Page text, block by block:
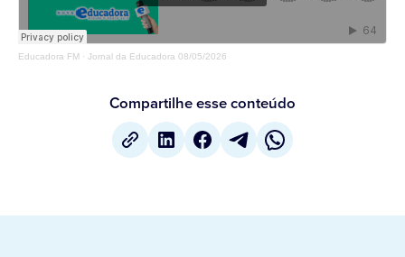
Educadora FM · Jornal da Educadora 08/05/2026
Compartilhe esse conteúdo